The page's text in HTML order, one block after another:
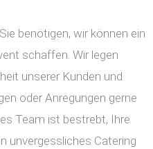
benötigen, wir können ein
schaffen. Wir legen
unserer Kunden und
oder Anregungen gerne
Team ist bestrebt, Ihre
unvergessliches Catering